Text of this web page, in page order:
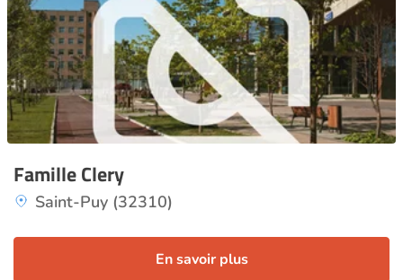
Famille Clery
Saint-Puy (32310)
En savoir plus